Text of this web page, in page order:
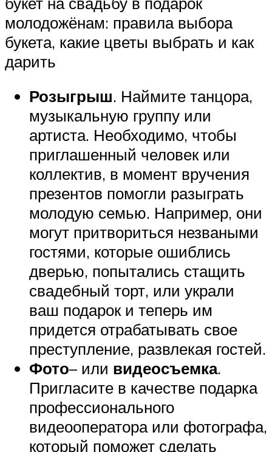
молодожёнам: правила выбора
букета, какие цветы выбрать и как
дарить
Розыгрыш. Наймите танцора,
музыкальную группу или
артиста. Необходимо, чтобы
приглашенный человек или
коллектив, в момент вручения
презентов помогли разыграть
молодую семью. Например, они
могут притвориться незваными
гостями, которые ошиблись
дверью, попытались стащить
свадебный торт, или украли
ваш подарок и теперь им
придется отрабатывать свое
преступление, развлекая гостей.
Фото– или видеосъемка.
Пригласите в качестве подарка
профессионального
видеооператора или фотографа,
который поможет сделать